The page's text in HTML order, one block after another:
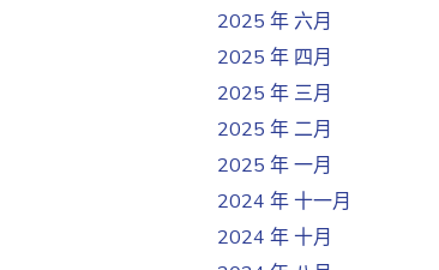
2025 年 六月
2025 年 四月
2025 年 三月
2025 年 二月
2025 年 一月
2024 年 十一月
2024 年 十月